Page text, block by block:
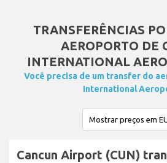
TRANSFERÊNCIAS
AEROPORTO DE
INTERNATIONAL
Você precisa de um transfer do
International
Cancun Airport (CUN)